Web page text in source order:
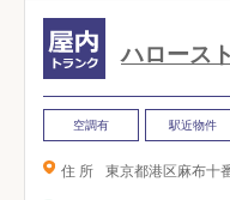
ハロース
空調有 駅近物件
住 所 東京都港区麻布十